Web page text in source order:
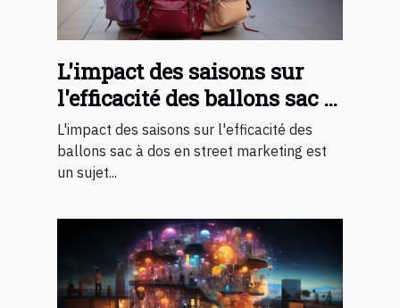
L'impact des saisons sur
l'efficacité des ballons sac à
dos en street marketing
L'impact des saisons sur l'efficacité des
ballons sac à dos en street marketing est
un sujet...